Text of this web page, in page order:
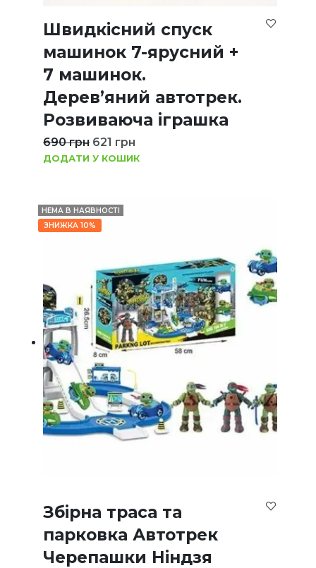
Швидкісний спуск
машинок 7-ярусний +
7 машинок.
Дерев’яний автотрек.
Розвиваюча іграшка
690грн 621 грн
ДОДАТИ У КОШИК
НЕМА В НАЯВНОСТІ
ЗНИЖКА 10%
Збірна траса та
парковка Автотрек
Черепашки Ніндзя